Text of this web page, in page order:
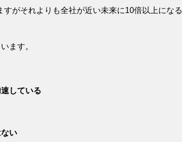
がそれよりも全社が近い未来に10倍以上になる
ます。
している
い